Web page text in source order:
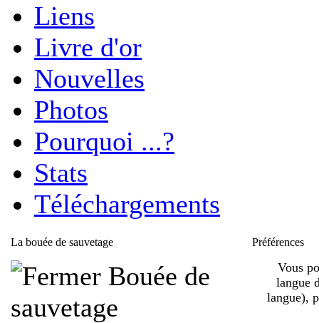
Liens
Livre d'or
Nouvelles
Photos
Pourquoi ...?
Stats
Téléchargements
La bouée de sauvetage
Bouée de
sauvetage
Préférences
Vous
langue
langue),